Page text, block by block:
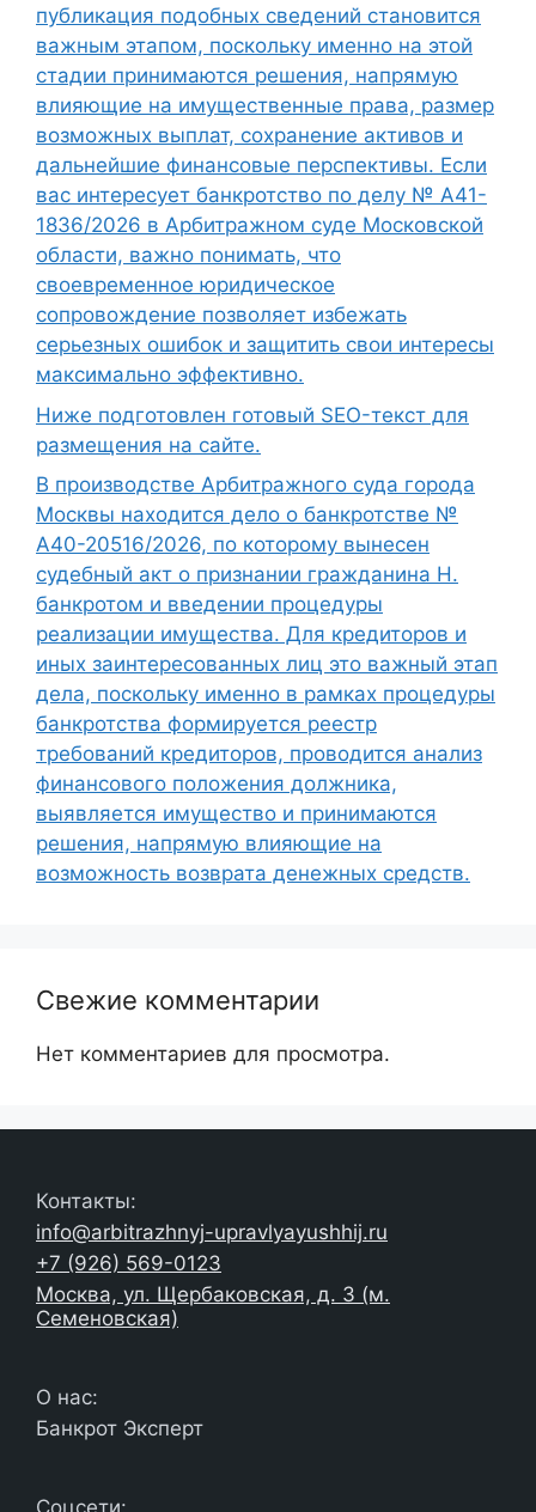
публикация подобных сведений становится
важным этапом, поскольку именно на этой
стадии принимаются решения, напрямую
влияющие на имущественные права, размер
возможных выплат, сохранение активов и
дальнейшие финансовые перспективы. Если
вас интересует банкротство по делу № А41-
1836/2026 в Арбитражном суде Московской
области, важно понимать, что
своевременное юридическое
сопровождение позволяет избежать
серьезных ошибок и защитить свои интересы
максимально эффективно.
Ниже подготовлен готовый SEO-текст для
размещения на сайте.
В производстве Арбитражного суда города
Москвы находится дело о банкротстве №
А40-20516/2026, по которому вынесен
судебный акт о признании гражданина Н.
банкротом и введении процедуры
реализации имущества. Для кредиторов и
иных заинтересованных лиц это важный этап
дела, поскольку именно в рамках процедуры
банкротства формируется реестр
требований кредиторов, проводится анализ
финансового положения должника,
выявляется имущество и принимаются
решения, напрямую влияющие на
возможность возврата денежных средств.
Свежие комментарии
Нет комментариев для просмотра.
Контакты:
info@arbitrazhnyj-upravlyayushhij.ru
+7 (926) 569-0123
Москва, ул. Щербаковская, д. 3 (м.
Семеновская)
О нас:
Банкрот Эксперт